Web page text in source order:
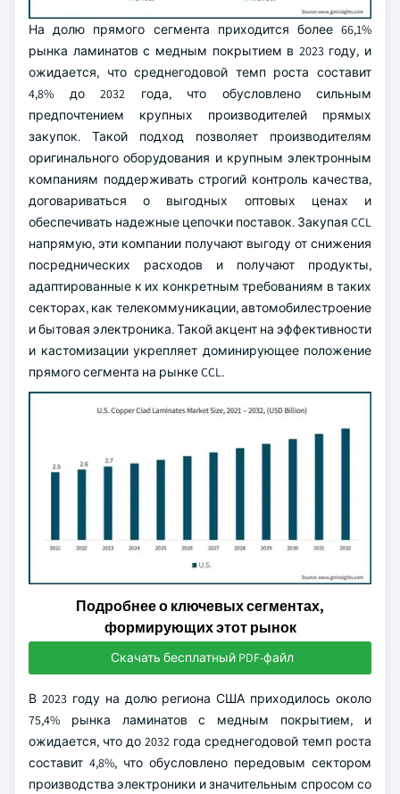
На долю прямого сегмента приходится более 66,1%
рынка ламинатов с медным покрытием в 2023 году, и
ожидается, что среднегодовой темп роста составит
4,8% до 2032 года, что обусловлено сильным
предпочтением крупных производителей прямых
закупок. Такой подход позволяет производителям
оригинального оборудования и крупным электронным
компаниям поддерживать строгий контроль качества,
договариваться о выгодных оптовых ценах и
обеспечивать надежные цепочки поставок. Закупая CCL
напрямую, эти компании получают выгоду от снижения
посреднических расходов и получают продукты,
адаптированные к их конкретным требованиям в таких
секторах, как телекоммуникации, автомобилестроение
и бытовая электроника. Такой акцент на эффективности
и кастомизации укрепляет доминирующее положение
прямого сегмента на рынке CCL.
Подробнее о ключевых сегментах,
формирующих этот рынок
Скачать бесплатный PDF-файл
В 2023 году на долю региона США приходилось около
75,4% рынка ламинатов с медным покрытием, и
ожидается, что до 2032 года среднегодовой темп роста
составит 4,8%, что обусловлено передовым сектором
производства электроники и значительным спросом со